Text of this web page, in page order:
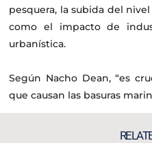
pesquera, la subida del
como el impacto de
urbanística.
Según Nacho Dean, “es
que causan las basuras